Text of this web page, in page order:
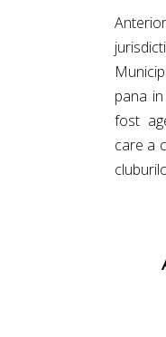
pana
fost
care a